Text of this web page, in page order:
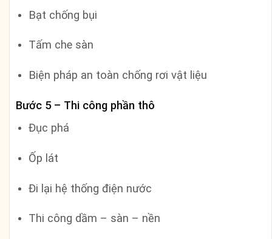
Bạt chống bụi
Tấm che sàn
Biện pháp an toàn chống rơi vật liệu
Bước 5 – Thi công phần thô
Đục phá
Ốp lát
Đi lại hệ thống điện nước
Thi công dầm – sàn – nền